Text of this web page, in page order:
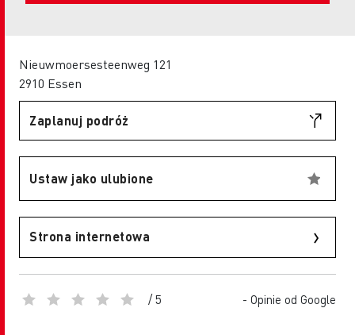
Nieuwmoersesteenweg 121
2910 Essen
Zaplanuj podróż
Ustaw jako ulubione
Strona internetowa
/ 5 - Opinie od Google